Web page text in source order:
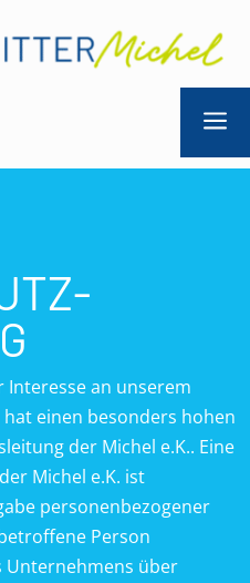
a
an unserem
einen besonders hohen
der Michel e.K.. Eine
Michel e.K. ist
personenbezogener
Person
Unternehmens über